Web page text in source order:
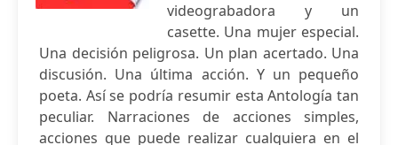
videograbadora y un
casette. Una mujer especial.
Una decisión peligrosa. Un plan acertado. Una
discusión. Una última acción. Y un pequeño
poeta. Así se podría resumir esta Antología tan
peculiar. Narraciones de acciones simples,
acciones que puede realizar cualquiera en el